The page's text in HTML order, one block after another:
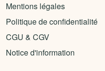
Mentions légales
Politique de confidentialité
CGU & CGV
Notice d'information